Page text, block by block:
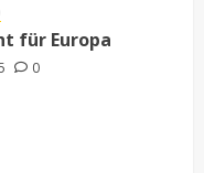
für Europa
0